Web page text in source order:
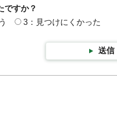
ですか？
3：見つけにくかった
送信